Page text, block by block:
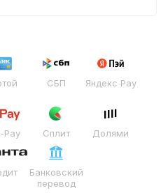
СБП Яндекс Pay
Pay Сплит Долями
Банковский
перевод